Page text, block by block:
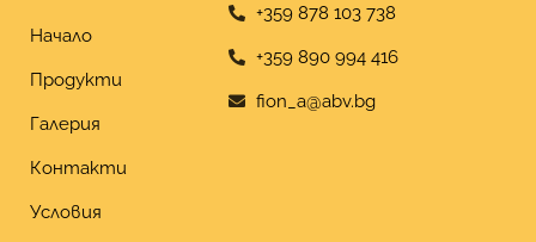
Начало
Продукти
Галерия
Контакти
Условия
+359 878 103 738
+359 890 994 416
fion_a@abv.bg